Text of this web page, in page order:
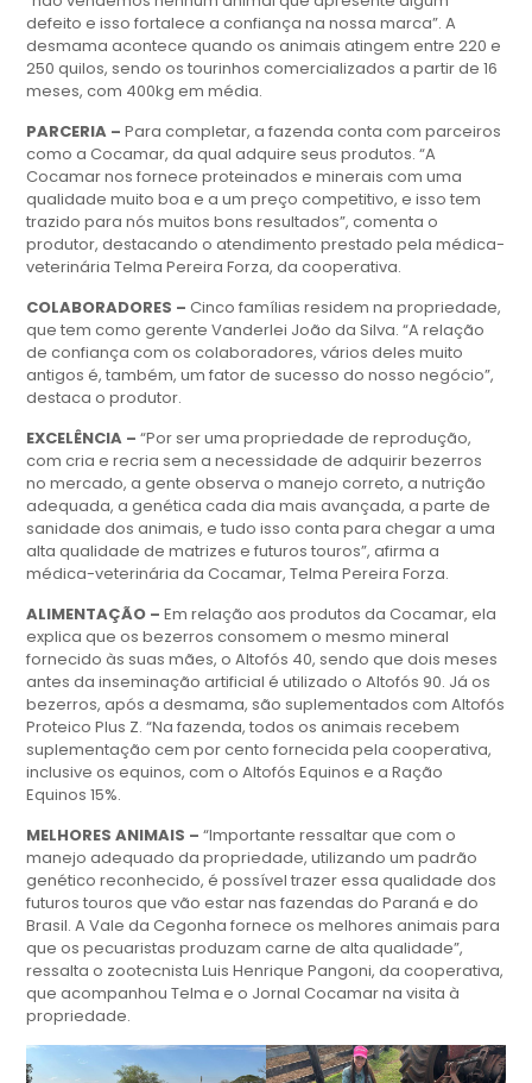
defeito e isso fortalece a confiança na nossa marca”. A
desmama acontece quando os animais atingem entre 220 e
250 quilos, sendo os tourinhos comercializados a partir de 16
meses, com 400kg em média.
PARCERIA – Para completar, a fazenda conta com parceiros
como a Cocamar, da qual adquire seus produtos. “A
Cocamar nos fornece proteinados e minerais com uma
qualidade muito boa e a um preço competitivo, e isso tem
trazido para nós muitos bons resultados”, comenta o
produtor, destacando o atendimento prestado pela médica-
veterinária Telma Pereira Forza, da cooperativa.
COLABORADORES – Cinco famílias residem na propriedade,
que tem como gerente Vanderlei João da Silva. “A relação
de confiança com os colaboradores, vários deles muito
antigos é, também, um fator de sucesso do nosso negócio”,
destaca o produtor.
EXCELÊNCIA – “Por ser uma propriedade de reprodução,
com cria e recria sem a necessidade de adquirir bezerros
no mercado, a gente observa o manejo correto, a nutrição
adequada, a genética cada dia mais avançada, a parte de
sanidade dos animais, e tudo isso conta para chegar a uma
alta qualidade de matrizes e futuros touros”, afirma a
médica-veterinária da Cocamar, Telma Pereira Forza.
ALIMENTAÇÃO – Em relação aos produtos da Cocamar, ela
explica que os bezerros consomem o mesmo mineral
fornecido às suas mães, o Altofós 40, sendo que dois meses
antes da inseminação artificial é utilizado o Altofós 90. Já os
bezerros, após a desmama, são suplementados com Altofós
Proteico Plus Z. “Na fazenda, todos os animais recebem
suplementação cem por cento fornecida pela cooperativa,
inclusive os equinos, com o Altofós Equinos e a Ração
Equinos 15%.
MELHORES ANIMAIS – “Importante ressaltar que com o
manejo adequado da propriedade, utilizando um padrão
genético reconhecido, é possível trazer essa qualidade dos
futuros touros que vão estar nas fazendas do Paraná e do
Brasil. A Vale da Cegonha fornece os melhores animais para
que os pecuaristas produzam carne de alta qualidade”,
ressalta o zootecnista Luis Henrique Pangoni, da cooperativa,
que acompanhou Telma e o Jornal Cocamar na visita à
propriedade.